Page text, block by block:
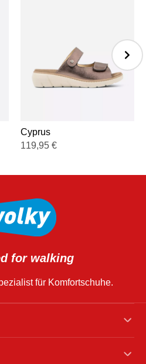
Cyprus
119,95 €
for walking
für Komfortschuhe.